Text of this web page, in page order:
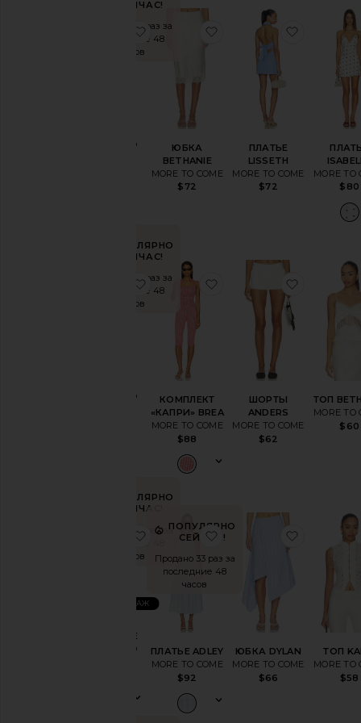
СЕЙЧАС!
Продано 31 раз за
последние 48
часов
MORE TO
избранноеПЛАТЬЕ DIONE
ЮБКА
BETHANIE
MORE TO COME
$72
избранноеЮБКА
ПЛАТЬЕ
LISSETH
MORE TO COME
$72
MORE TO
$80
ПОПУЛЯРНО
СЕЙЧАС!
Продано 19 раз за
последние 48
часов
MORE TO
избранноеПЛАТЬЕ AVA
КОМПЛЕКТ
«КАПРИ» BREA
MORE TO COME
$88
избранноеКОМПЛЕКТ
ШОРТЫ
ANDERS
MORE TO COME
$62
ТОП
MORE TO
$60
ПОПУЛЯРНО
СЕЙЧАС!
Продано 23 раз за
последние 48
часов
DARLENE
MORE TO
ЛИДЕР ПРОДАЖ
избранноеПЛАТЬЕ DARLENE
ПОПУЛЯРНО
СЕЙЧАС!
Продано 33 раз за
последние 48
часов
ПЛАТЬЕ ADLEY
MORE TO COME
$92
избранноеПЛАТЬЕ
ЮБКА DYLAN
MORE TO COME
$66
ТОП
MORE TO
$58